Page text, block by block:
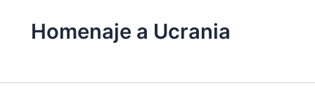
Homenaje a Ucrania